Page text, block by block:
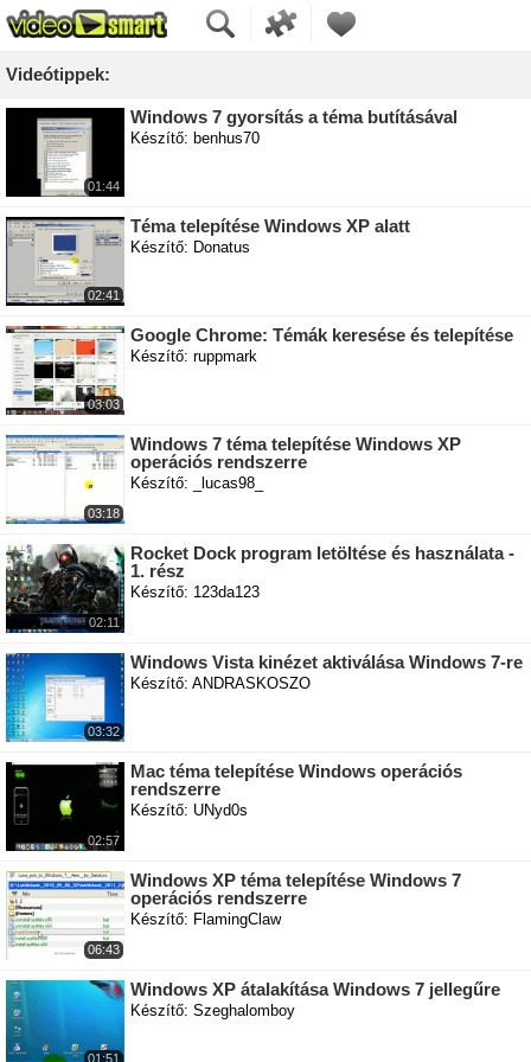
Videótippek:
01:44
Windows 7 gyorsítás a téma butításával
Készítő: benhus70
02:41
Téma telepítése Windows XP alatt
Készítő: Donatus
03:03
Google Chrome: Témák keresése és telepítése
Készítő: ruppmark
03:18
Windows 7 téma telepítése Windows XP
operációs rendszerre
Készítő: _lucas98_
02:11
Rocket Dock program letöltése és használata -
1. rész
Készítő: 123da123
03:32
Windows Vista kinézet aktiválása Windows 7-re
Készítő: ANDRASKOSZO
02:57
Mac téma telepítése Windows operációs
rendszerre
Készítő: UNyd0s
06:43
Windows XP téma telepítése Windows 7
operációs rendszerre
Készítő: FlamingClaw
01:51
Windows XP átalakítása Windows 7 jellegűre
Készítő: Szeghalomboy